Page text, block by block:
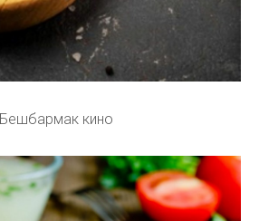
Бешбармак кино